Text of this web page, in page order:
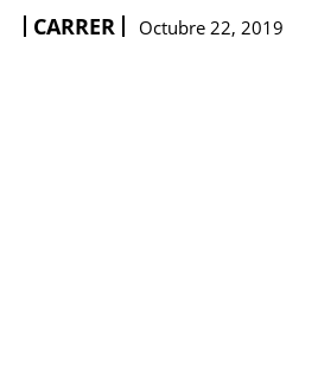
CARRER Octubre 22, 2019